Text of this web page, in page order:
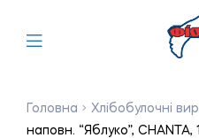
Головна Хлібобулочні
наповн. “Яблуко”, CHANTA,